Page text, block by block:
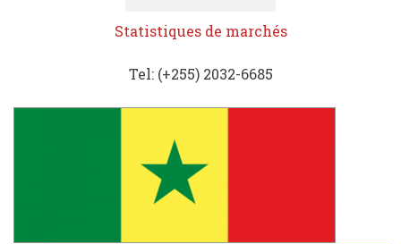
Statistiques de marchés
Tel: (+255) 2032-6685